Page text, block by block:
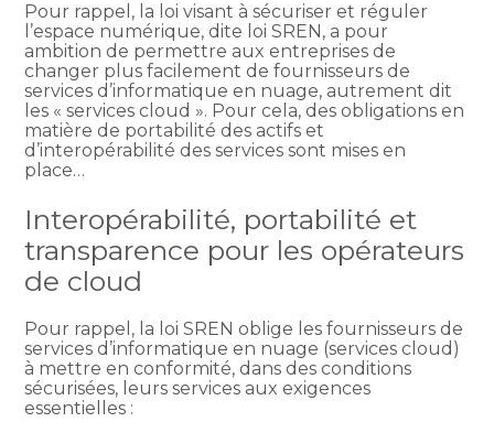
Pour rappel, la loi visant à sécuriser et réguler
l’espace numérique, dite loi SREN, a pour
ambition de permettre aux entreprises de
changer plus facilement de fournisseurs de
services d’informatique en nuage, autrement dit
les « services cloud ». Pour cela, des obligations en
matière de portabilité des actifs et
d’interopérabilité des services sont mises en
place…
Interopérabilité, portabilité et
transparence pour les opérateurs
de cloud
Pour rappel, la loi SREN oblige les fournisseurs de
services d’informatique en nuage (services cloud)
à mettre en conformité, dans des conditions
sécurisées, leurs services aux exigences
essentielles :